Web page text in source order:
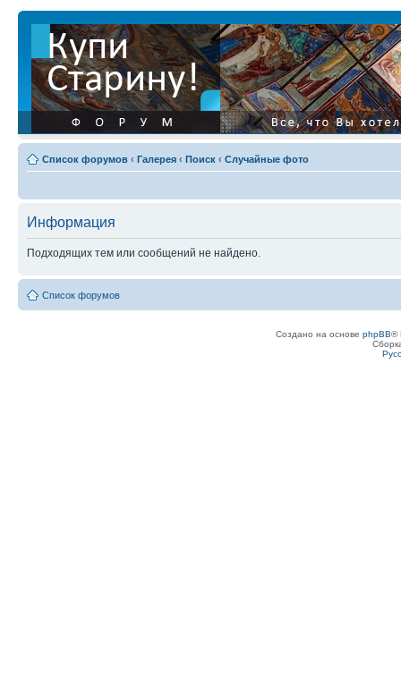
Список форумов ‹ Галерея ‹ Поиск ‹ Случайные фото
Информация
Подходящих тем или сообщений не найдено.
Список форумов
Создано на основе phpBB®